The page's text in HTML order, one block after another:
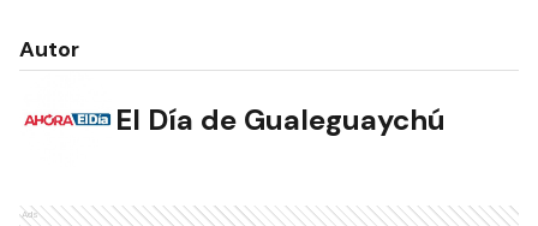
Autor
El Día de Gualeguaychú
Ads